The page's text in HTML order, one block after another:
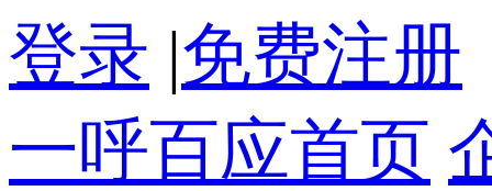
登录 |免费注册
一呼百应首页